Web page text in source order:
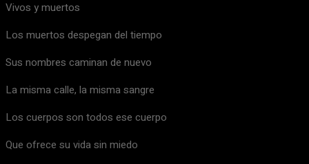
Vivos y muertos
Los muertos despegan del tiempo
Sus nombres caminan de nuevo
La misma calle, la misma sangre
Los cuerpos son todos ese cuerpo
Que ofrece su vida sin miedo